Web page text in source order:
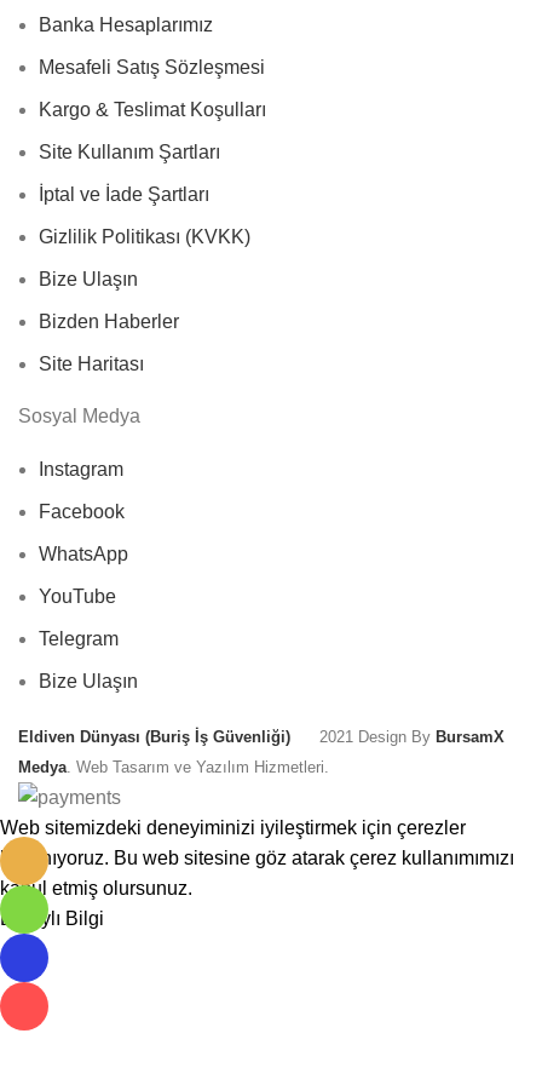
Banka Hesaplarımız
Mesafeli Satış Sözleşmesi
Kargo & Teslimat Koşulları
Site Kullanım Şartları
İptal ve İade Şartları
Gizlilik Politikası (KVKK)
Bize Ulaşın
Bizden Haberler
Site Haritası
Sosyal Medya
Instagram
Facebook
WhatsApp
YouTube
Telegram
Bize Ulaşın
Eldiven Dünyası (Buriş İş Güvenliği) 2021 Design By BursamX
Medya . Web Tasarım ve Yazılım Hizmetleri.
Web sitemizdeki deneyiminizi iyileştirmek için çerezler
kullanıyoruz. Bu web sitesine göz atarak çerez kullanımımızı
kabul etmiş olursunuz.
Detaylı Bilgi